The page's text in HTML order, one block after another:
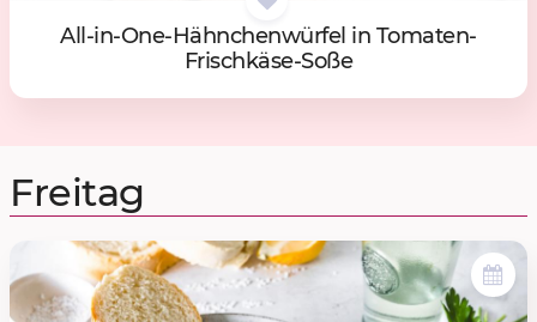
All-in-One-Hähn­chen­wür­fel in To­ma­ten-
Frisch­kä­se-Soße
Freitag